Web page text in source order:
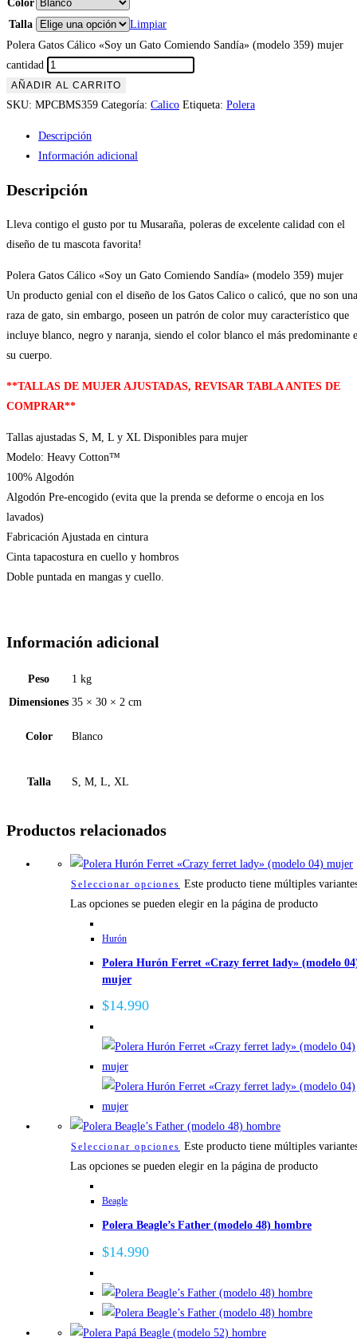
Color
Talla
Limpiar
Polera Gatos Cálico «Soy un Gato Comiendo Sandía» (modelo 359) mujer
cantidad
AÑADIR AL CARRITO
SKU: MPCBMS359 Categoría: Calico Etiqueta: Polera
Descripción
Información adicional
Descripción
Lleva contigo el gusto por tu Musaraña, poleras de excelente calidad con el
diseño de tu mascota favorita!
Polera Gatos Cálico «Soy un Gato Comiendo Sandía» (modelo 359) mujer
Un producto genial con el diseño de los Gatos Calico o calicó, que no son una
raza de gato, sin embargo, poseen un patrón de color muy característico que
incluye blanco, negro y naranja, siendo el color blanco el más predominante
su cuerpo.
**TALLAS DE MUJER AJUSTADAS, REVISAR TABLA ANTES DE
COMPRAR**
Tallas ajustadas S, M, L y XL Disponibles para mujer
Modelo: Heavy Cotton™
100% Algodón
Algodón Pre-encogido (evita que la prenda se deforme o encoja en los
lavados)
Fabricación Ajustada en cintura
Cinta tapacostura en cuello y hombros
Doble puntada en mangas y cuello.
Información adicional
Peso
1 kg
Dimensiones 35 × 30 × 2 cm
Color Blanco
Talla S, M, L, XL
Productos relacionados
Seleccionar opciones Este producto tiene múltiples
Las opciones se pueden elegir en la página de producto
Hurón
Polera Hurón Ferret «Crazy ferret lady» (modelo
mujer
$14.990
Seleccionar opciones Este producto tiene múltiples
Las opciones se pueden elegir en la página de producto
Beagle
Polera Beagle’s Father (modelo 48) hombre
$14.990